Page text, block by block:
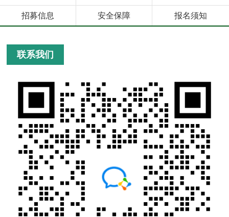
招募信息 安全保障 报名须知
联系我们